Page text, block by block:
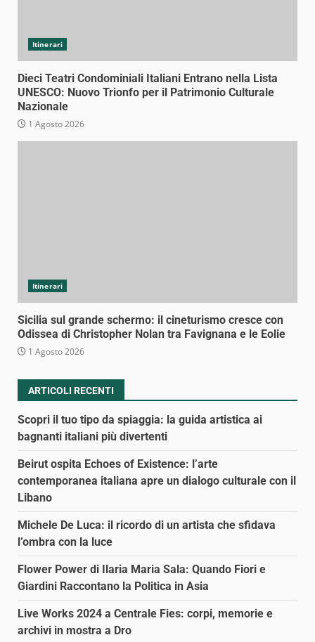
Itinerari
Dieci Teatri Condominiali Italiani Entrano nella Lista
UNESCO: Nuovo Trionfo per il Patrimonio Culturale
Nazionale
1 Agosto 2026
Itinerari
Sicilia sul grande schermo: il cineturismo cresce con
Odissea di Christopher Nolan tra Favignana e le Eolie
1 Agosto 2026
ARTICOLI RECENTI
Scopri il tuo tipo da spiaggia: la guida artistica ai
bagnanti italiani più divertenti
Beirut ospita Echoes of Existence: l’arte
contemporanea italiana apre un dialogo culturale con il
Libano
Michele De Luca: il ricordo di un artista che sfidava
l’ombra con la luce
Flower Power di Ilaria Maria Sala: Quando Fiori e
Giardini Raccontano la Politica in Asia
Live Works 2024 a Centrale Fies: corpi, memorie e
archivi in mostra a Dro